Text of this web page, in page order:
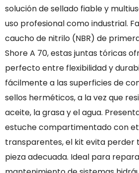
solución de sellado fiable y
uso profesional como industrial.
caucho de nitrilo (NBR) de
Shore A 70, estas juntas tóricas
perfecto entre flexibilidad y
fácilmente a las superficies de
sellos herméticos, a la vez que
aceite, la grasa y el agua.
estuche compartimentado con
transparentes, el kit evita perder
pieza adecuada. Ideal para